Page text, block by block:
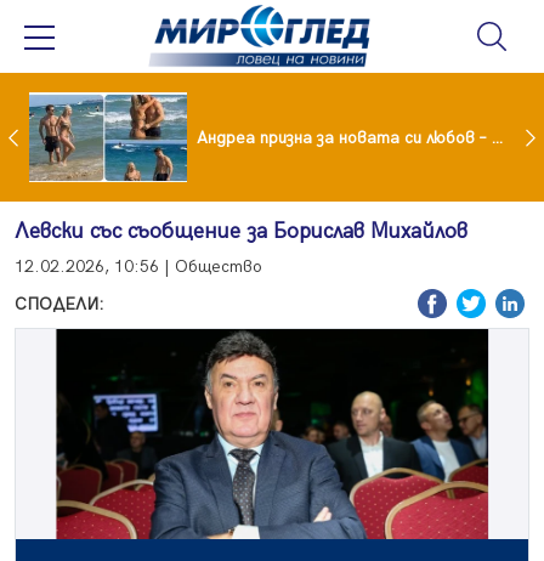
Драма вместо щастие: Звезда от "Татковци" е в болница с високорискова бременност Андреа призна за новата си любов – руснакът Игор
Левски със съобщение за Борислав Михайлов
12.02.2026, 10:56 | Общество
СПОДЕЛИ: